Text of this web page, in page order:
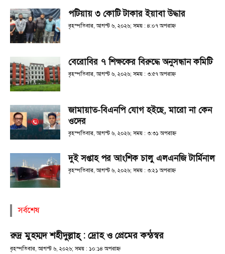
পটিয়ায় ৩ কোটি টাকার ইয়াবা উদ্ধার
বৃহস্পতিবার, আগস্ট ৬, ২০২৬; সময় : ৪:০৭ অপরাহ্ণ
বেরোবির ৭ শিক্ষকের বিরুদ্ধে অনুসন্ধান কমিটি
বৃহস্পতিবার, আগস্ট ৬, ২০২৬; সময় : ৩:৫৭ অপরাহ্ণ
জামায়াত-বিএনপি যোগ হইছে, মারো না কেন
ওদের
বৃহস্পতিবার, আগস্ট ৬, ২০২৬; সময় : ৩:৩১ অপরাহ্ণ
দুই সপ্তাহ পর আংশিক চালু এলএনজি টার্মিনাল
বৃহস্পতিবার, আগস্ট ৬, ২০২৬; সময় : ৩:২১ অপরাহ্ণ
সর্বশেষ
রুদ্র মুহম্মদ শহীদুল্লাহ্ : দ্রোহ ও প্রেমের কন্ঠস্বর
বৃহস্পতিবার, আগস্ট ৬, ২০২৬; সময় : ১০:১৪ অপরাহ্ণ